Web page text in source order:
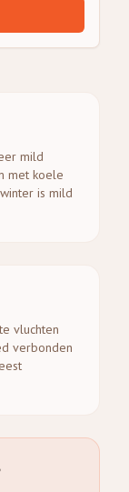
mild
met koele
is mild
vluchten
verbonden